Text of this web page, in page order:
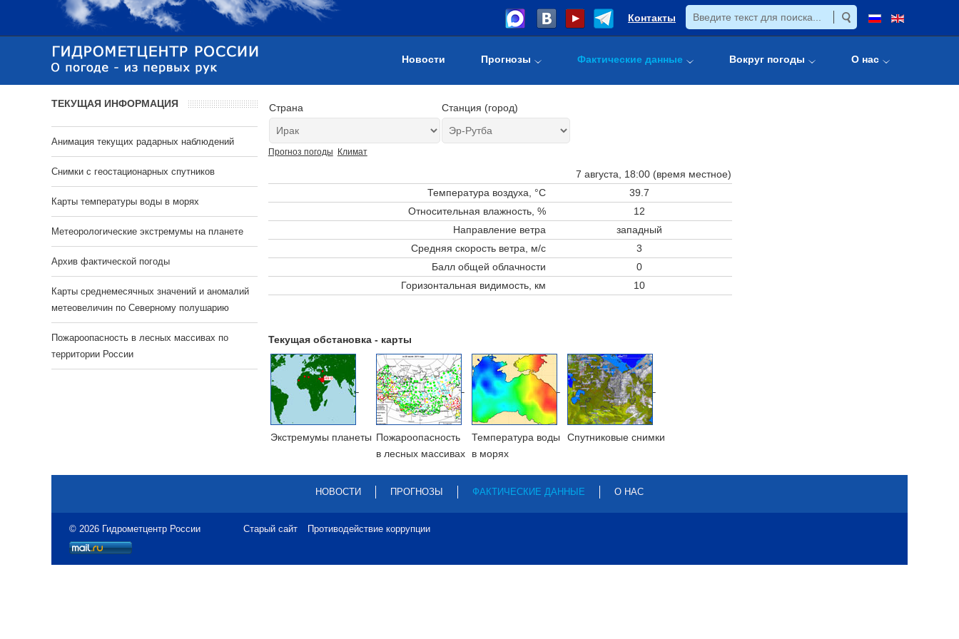
Контакты
Новости Прогнозы Фактические данные Вокруг погоды О нас
Страна Станция (город)
Прогноз погоды Климат
7 августа, 18:00 (время местное)
Температура воздуха, °C
39.7
Относительная влажность, %
12
Направление ветра
западный
Средняя скорость ветра, м/с
3
Балл общей облачности
0
Горизонтальная видимость, км
10
Текущая обстановка - карты
Экстремумы планеты Пожароопасность
в лесных массивах
Температура воды
в морях
Cпутниковые снимки
ТЕКУЩАЯ ИНФОРМАЦИЯ
Анимация текущих радарных наблюдений
Cнимки с геостационарных спутников
Карты температуры воды в морях
Метеорологические экстремумы на планете
Архив фактической погоды
Карты среднемесячных значений и аномалий
метеовеличин по Северному полушарию
Пожароопасность в лесных массивах по
территории России
НОВОСТИ ПРОГНОЗЫ ФАКТИЧЕСКИЕ ДАННЫЕ О НАС
© 2026 Гидрометцентр России Старый сайт Противодействие коррупции